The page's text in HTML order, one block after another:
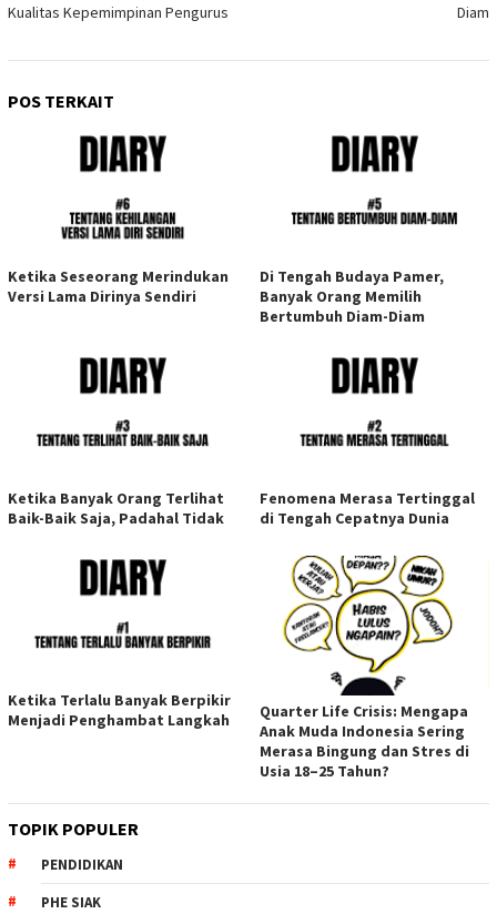
Kualitas Kepemimpinan Pengurus
Diam
POS TERKAIT
Ketika Seseorang Merindukan
Versi Lama Dirinya Sendiri
Di Tengah Budaya Pamer,
Banyak Orang Memilih
Bertumbuh Diam-Diam
Ketika Banyak Orang Terlihat
Baik-Baik Saja, Padahal Tidak
Fenomena Merasa Tertinggal
di Tengah Cepatnya Dunia
Ketika Terlalu Banyak Berpikir
Menjadi Penghambat Langkah
Quarter Life Crisis: Mengapa
Anak Muda Indonesia Sering
Merasa Bingung dan Stres di
Usia 18–25 Tahun?
TOPIK POPULER
PENDIDIKAN
PHE SIAK